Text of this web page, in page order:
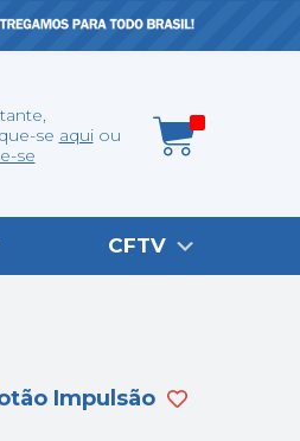
,
se aqui
se
CFTV
Impulsão